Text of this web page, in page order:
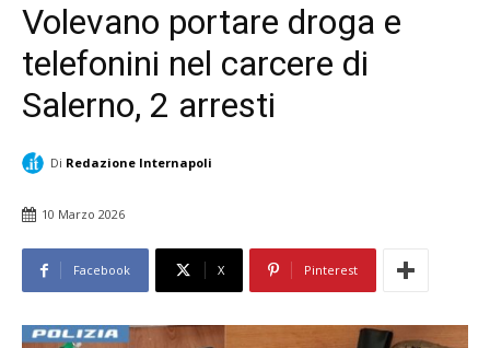
Volevano portare droga e
telefonini nel carcere di
Salerno, 2 arresti
Di Redazione Internapoli
10 Marzo 2026
Facebook X Pinterest